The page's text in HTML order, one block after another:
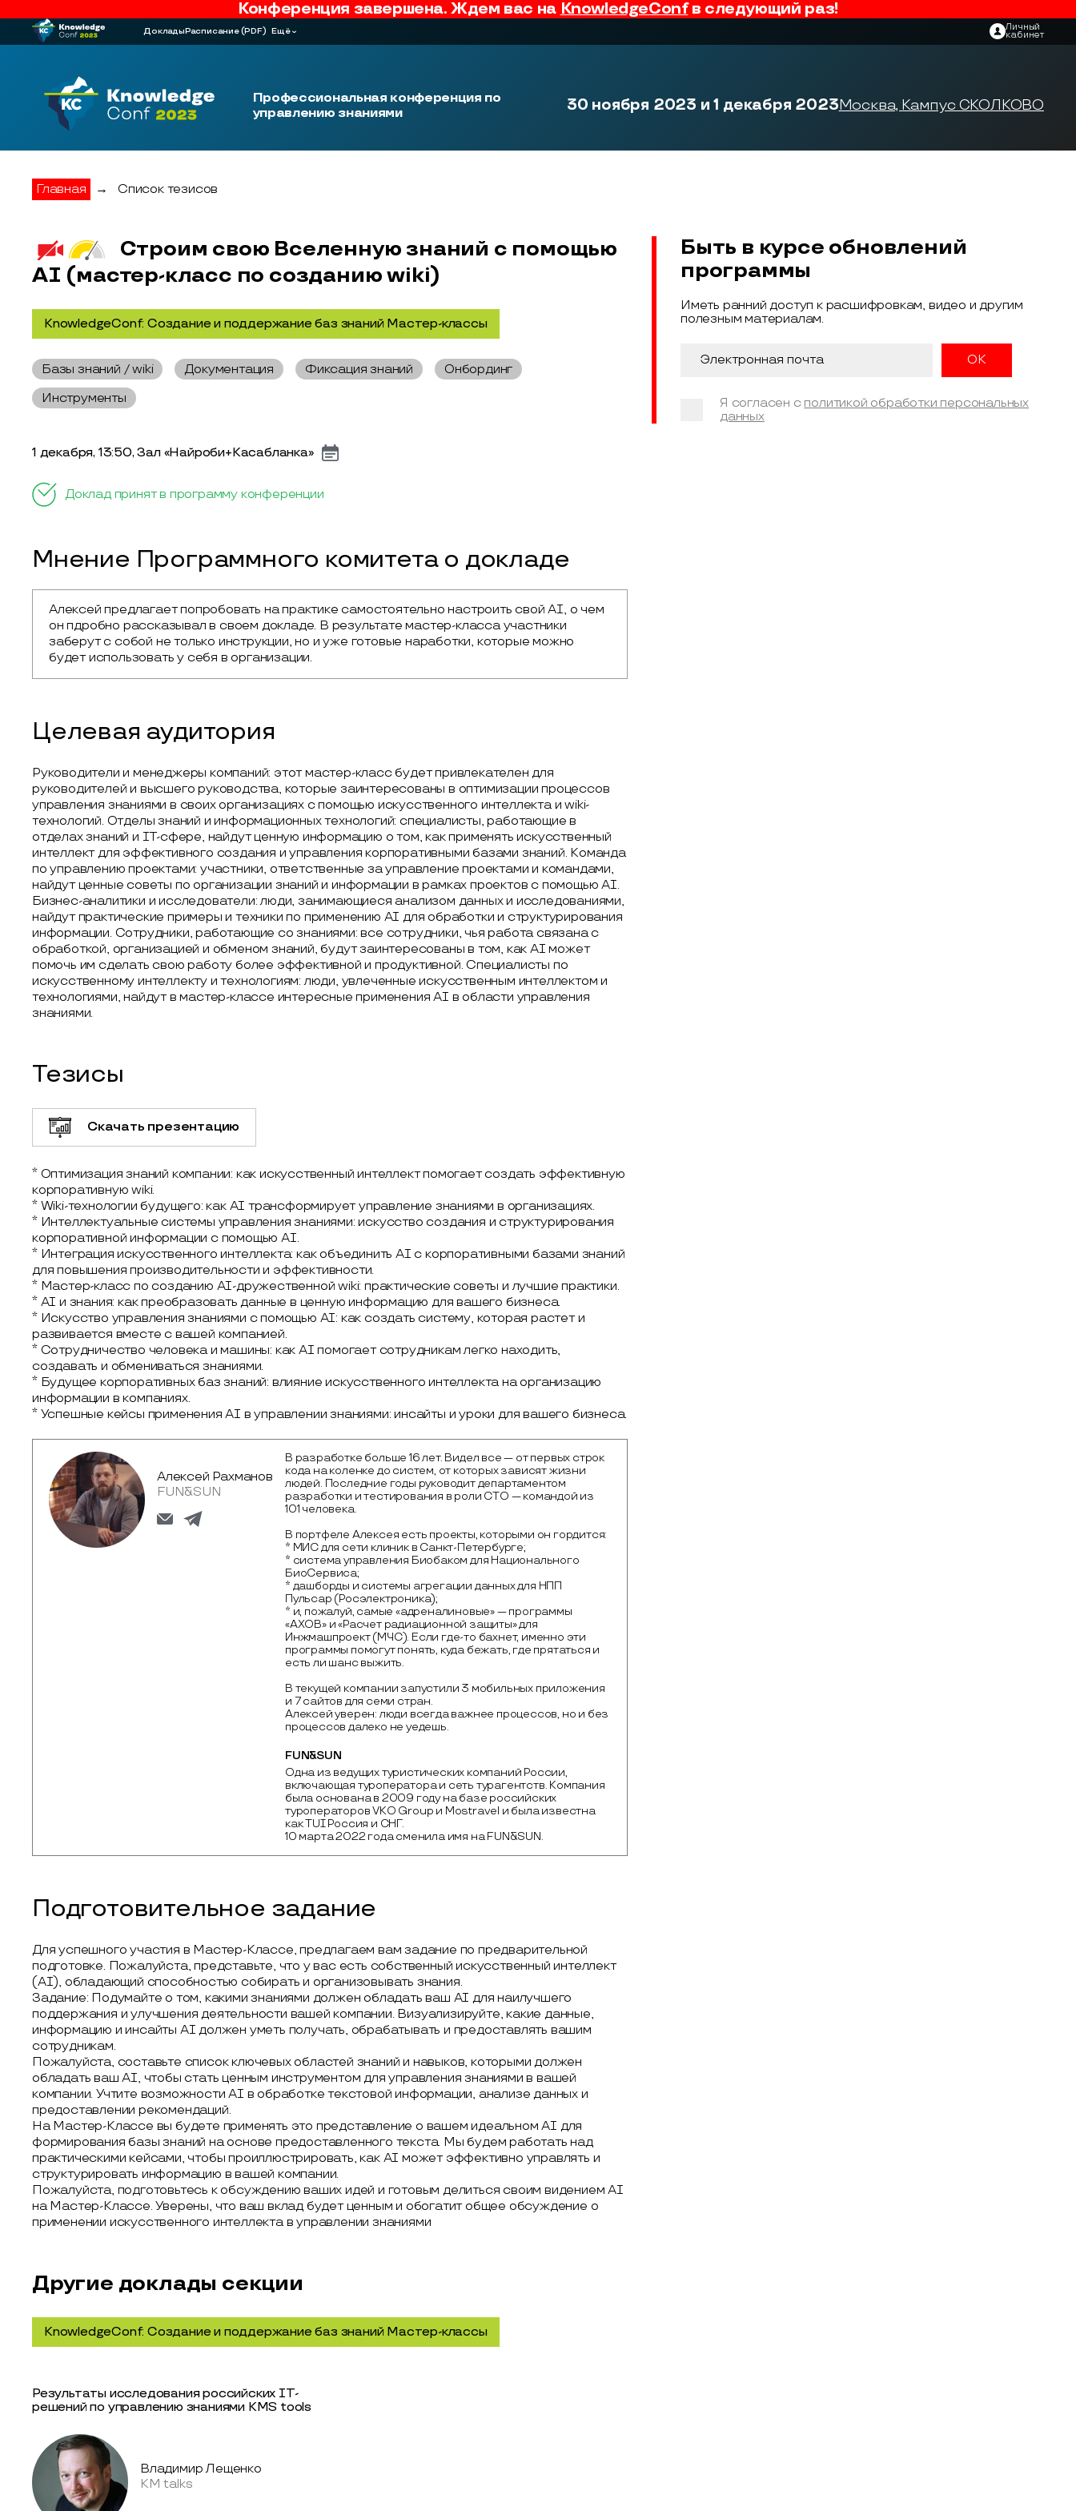
Конференция завершена. Ждем вас на KnowledgeConfв следующий раз!
Доклады Расписание(PDF) Ещё Личный
кабинет
Профессиональная конференция по
управлению знаниями
30 ноября 2023 и 1 декабря 2023Москва, Кампус СКОЛКОВО
Главная → Список тезисов
Строим свою Вселенную знаний с помощью
AI (мастер-класс по созданию wiki)
KnowledgeConf: Создание и поддержание баз знаний Мастер-классы
Базы знаний / wiki Документация Фиксация знаний
Онбординг
Инструменты
1 декабря, 13:50, Зал «Найроби+Касабланка»
Доклад принят в программу конференции
Мнение Программного комитета о докладе
Алексей предлагает попробовать на практике самостоятельно настроить свой AI, о чем
он пдробно рассказывал в своем докладе. В результате мастер-класса участники
заберут с собой не только инструкции, но и уже готовые наработки, которые можно
будет использовать у себя в организации.
Целевая аудитория
Руководители и менеджеры компаний: этот мастер-класс будет привлекателен для
руководителей и высшего руководства, которые заинтересованы в оптимизации процессов
управления знаниями в своих организациях с помощью искусственного интеллекта и wiki-
технологий. Отделы знаний и информационных технологий: специалисты, работающие в
отделах знаний и IT-сфере, найдут ценную информацию о том, как применять искусственный
интеллект для эффективного создания и управления корпоративными базами знаний. Команда
по управлению проектами: участники, ответственные за управление проектами и командами,
найдут ценные советы по организации знаний и информации в рамках проектов с помощью AI.
Бизнес-аналитики и исследователи: люди, занимающиеся анализом данных и исследованиями,
найдут практические примеры и техники по применению AI для обработки и структурирования
информации. Сотрудники, работающие со знаниями: все сотрудники, чья работа связана с
обработкой, организацией и обменом знаний, будут заинтересованы в том, как AI может
помочь им сделать свою работу более эффективной и продуктивной. Специалисты по
искусственному интеллекту и технологиям: люди, увлеченные искусственным интеллектом и
технологиями, найдут в мастер-классе интересные применения AI в области управления
знаниями.
Тезисы
Скачать презентацию
* Оптимизация знаний компании: как искусственный интеллект помогает создать эффективную
корпоративную wiki.
* Wiki-технологии будущего: как AI трансформирует управление знаниями в организациях.
* Интеллектуальные системы управления знаниями: искусство создания и структурирования
корпоративной информации с помощью AI.
* Интеграция искусственного интеллекта: как объединить AI с корпоративными базами знаний
для повышения производительности и эффективности.
* Мастер-класс по созданию AI-дружественной wiki: практические советы и лучшие практики.
* AI и знания: как преобразовать данные в ценную информацию для вашего бизнеса.
* Искусство управления знаниями с помощью AI: как создать систему, которая растет и
развивается вместе с вашей компанией.
* Сотрудничество человека и машины: как AI помогает сотрудникам легко находить,
создавать и обмениваться знаниями.
* Будущее корпоративных баз знаний: влияние искусственного интеллекта на организацию
информации в компаниях.
* Успешные кейсы применения AI в управлении знаниями: инсайты и уроки для вашего бизнеса.
Алексей Рахманов
FUN&SUN
В разработке больше 16 лет. Видел все — от первых строк
кода на коленке до систем, от которых зависят жизни
людей. Последние годы руководит департаментом
разработки и тестирования в роли СТО — командой из
101 человека.
В портфеле Алексея есть проекты, которыми он гордится:
* МИС для сети клиник в Санкт-Петербурге;
* система управления Биобаком для Национального
БиоСервиса;
* дашборды и системы агрегации данных для НПП
Пульсар (Росэлектроника);
* и, пожалуй, самые «адреналиновые» — программы
«АХОВ» и «Расчет радиационной защиты» для
Инжмашпроект (МЧС). Если где-то бахнет, именно эти
программы помогут понять, куда бежать, где прятаться и
есть ли шанс выжить.
В текущей компании запустили 3 мобильных приложения
и 7 сайтов для семи стран.
Алексей уверен: люди всегда важнее процессов, но и без
процессов далеко не уедешь.
FUN&SUN
Одна из ведущих туристических компаний России,
включающая туроператора и сеть турагентств. Компания
была основана в 2009 году на базе российских
туроператоров VKO Group и Mostravel и была известна
как TUI Россия и СНГ.
10 марта 2022 года сменила имя на FUN&SUN.
Подготовительное задание
Для успешного участия в Мастер-Классе, предлагаем вам задание по предварительной
подготовке. Пожалуйста, представьте, что у вас есть собственный искусственный интеллект
(AI), обладающий способностью собирать и организовывать знания.
Задание: Подумайте о том, какими знаниями должен обладать ваш AI для наилучшего
поддержания и улучшения деятельности вашей компании. Визуализируйте, какие данные,
информацию и инсайты AI должен уметь получать, обрабатывать и предоставлять вашим
сотрудникам.
Пожалуйста, составьте список ключевых областей знаний и навыков, которыми должен
обладать ваш AI, чтобы стать ценным инструментом для управления знаниями в вашей
компании. Учтите возможности AI в обработке текстовой информации, анализе данных и
предоставлении рекомендаций.
На Мастер-Классе вы будете применять это представление о вашем идеальном AI для
формирования базы знаний на основе предоставленного текста. Мы будем работать над
практическими кейсами, чтобы проиллюстрировать, как AI может эффективно управлять и
структурировать информацию в вашей компании.
Пожалуйста, подготовьтесь к обсуждению ваших идей и готовым делиться своим видением AI
на Мастер-Классе. Уверены, что ваш вклад будет ценным и обогатит общее обсуждение о
применении искусственного интеллекта в управлении знаниями
Другие доклады секции
KnowledgeConf: Создание и поддержание баз знаний Мастер-классы
Результаты исследования российских IТ-
решений по управлению знаниями KMS tools
Владимир Лещенко
KM talks
Быть в курсе обновлений
программы
Иметь ранний доступ к расшифровкам, видео и другим
полезным материалам.
Я согласен с политикой обработки персональных
данных